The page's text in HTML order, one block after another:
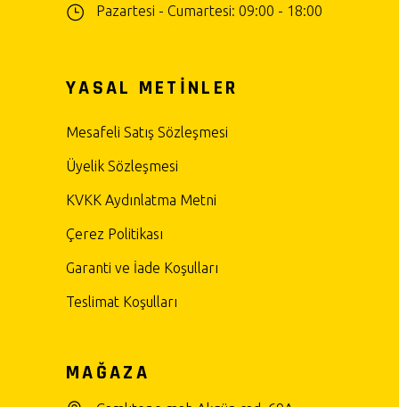
Pazartesi - Cumartesi: 09:00 - 18:00
YASAL METİNLER
Mesafeli Satış Sözleşmesi
Üyelik Sözleşmesi
KVKK Aydınlatma Metni
Çerez Politikası
Garanti ve İade Koşulları
Teslimat Koşulları
MAĞAZA